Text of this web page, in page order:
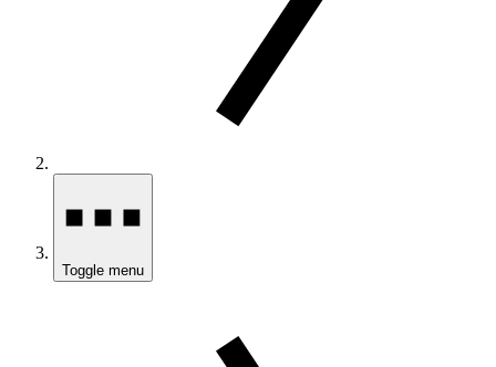
Toggle menu